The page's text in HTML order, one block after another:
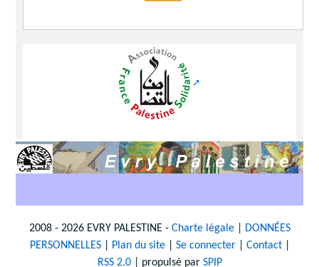
2008 - 2026 EVRY PALESTINE - Charte légale|
DONNÉES
PERSONNELLES| Plan du site| Se connecter| Contact|
RSS 2.0| propulsé par SPIP